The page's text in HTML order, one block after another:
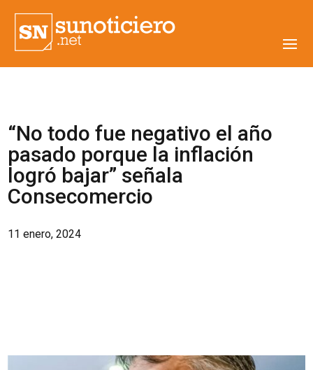
“No todo fue negativo el año
pasado porque la inflación
logró bajar” señala
Consecomercio
11 enero, 2024